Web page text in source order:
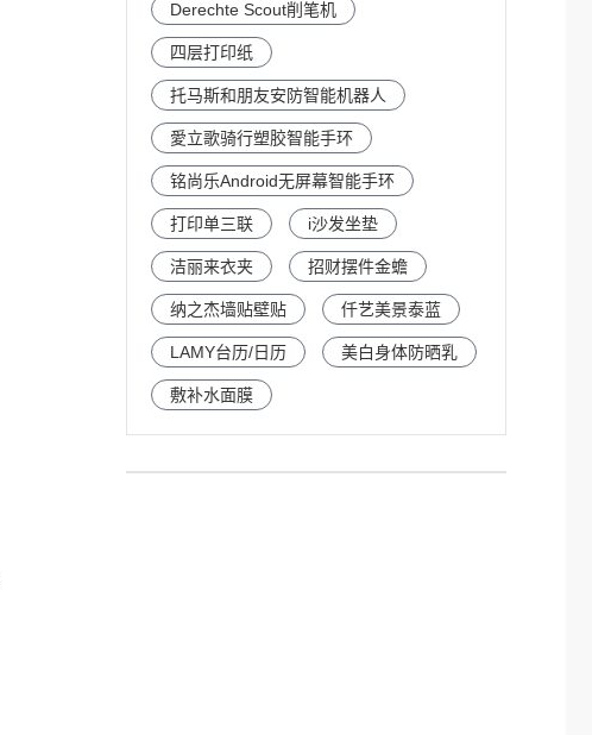
Derechte Scout削笔机
四层打印纸
托马斯和朋友安防智能机器人
愛立歌骑行塑胶智能手环
铭尚乐Android无屏幕智能手环
打印单三联 i沙发坐垫
洁丽来衣夹 招财摆件金蟾
纳之杰墙贴壁贴 仟艺美景泰蓝
LAMY台历/日历 美白身体防晒乳
敷补水面膜